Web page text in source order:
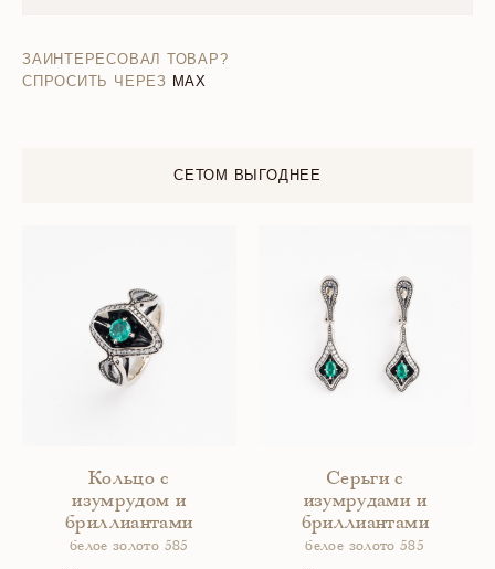
ЗАИНТЕРЕСОВАЛ ТОВАР?
СПРОСИТЬ ЧЕРЕЗ MAX
СЕТОМ ВЫГОДНЕЕ
Кольцо с
изумрудом и
бриллиантами
белое золото 585
Серьги с
изумрудами и
бриллиантами
белое золото 585